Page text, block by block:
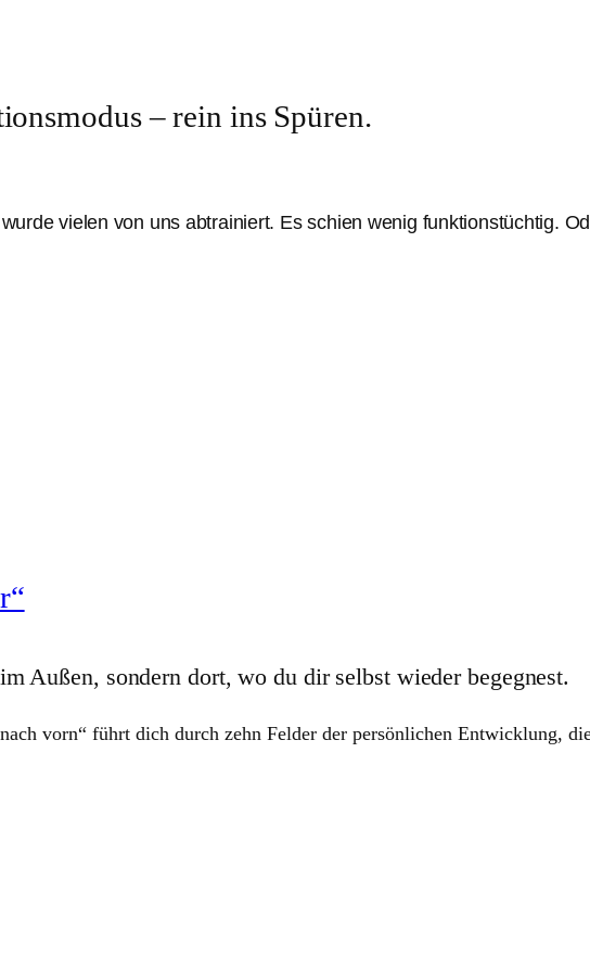
– rein ins Spüren.
vielen von uns abtrainiert. Es schien wenig funktionstüchtig.
Außen, sondern dort, wo du dir selbst wieder begegnest.
vorn“ führt dich durch zehn Felder der persönlichen Entwicklung,